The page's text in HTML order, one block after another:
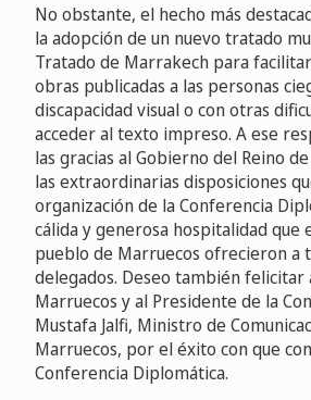
No obstante, el hecho más
la adopción de un nuevo tratado
Tratado de Marrakech para facilitar
obras publicadas a las personas
discapacidad visual o con otras
acceder al texto impreso. A ese
las gracias al Gobierno del Reino
las extraordinarias disposiciones
organización de la Conferencia
cálida y generosa hospitalidad que
pueblo de Marruecos ofrecieron a
delegados. Deseo también felicitar
Marruecos y al Presidente de la
Mustafa Jalfi, Ministro de
Marruecos, por el éxito con que
Conferencia Diplomática.